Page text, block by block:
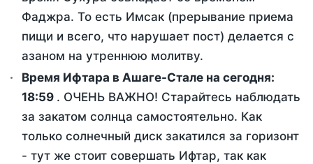
Фаджра. То есть Имсак (прерывание приема
пищи и всего, что нарушает пост) делается с
азаном на утреннюю молитву.
Время Ифтара в Ашаге-Стале на сегодня:
18:59 . ОЧЕНЬ ВАЖНО! Старайтесь наблюдать
за закатом солнца самостоятельно. Как
только солнечный диск закатился за горизонт
- тут же стоит совершать Ифтар, так как